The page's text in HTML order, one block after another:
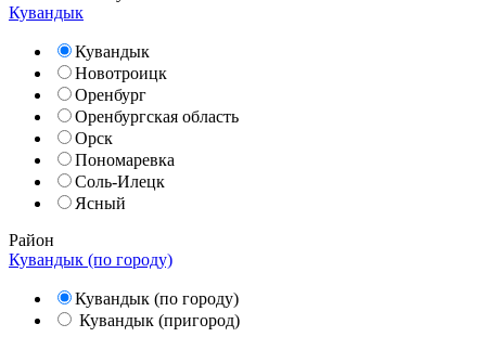
Кувандык
Кувандык
Новотроицк
Оренбург
Оренбургская область
Орск
Пономаревка
Соль-Илецк
Ясный
Район
Кувандык (по городу)
Кувандык (по городу)
Кувандык (пригород)